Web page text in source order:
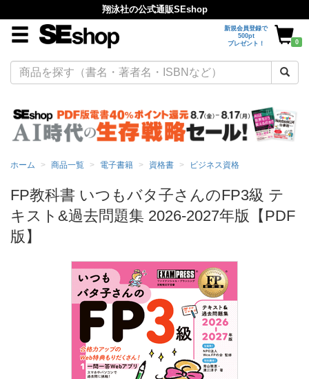
翔泳社の公式通販SEshop
新規会員登録で
500pt
プレゼント！
0
ホーム 商品一覧 電子書籍 資格書 ビジネス資格
FP教科書 いつもバタ子さんのFP3級 テ
キスト&過去問題集 2026-2027年版【PDF
版】